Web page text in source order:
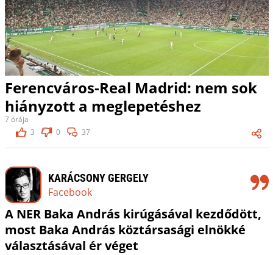
Ferencváros-Real Madrid: nem sok
hiányzott a meglepetéshez
7 órája
3
0 37
KARÁCSONY GERGELY
Facebook
A NER Baka András kirúgásával kezdődött,
most Baka András köztársasági elnökké
választásával ér véget